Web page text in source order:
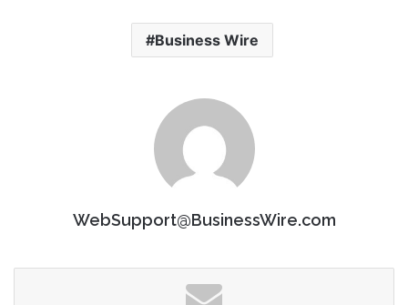
Business Wire
WebSupport@BusinessWire.com